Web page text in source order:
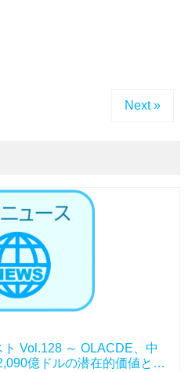
Next »
Vol.128 ～ OLACDE、中
億ドルの潜在的価値と報